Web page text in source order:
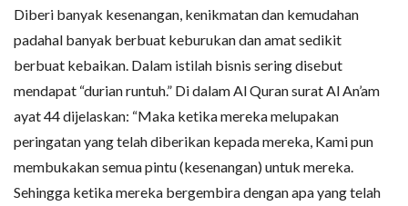
Diberi banyak kesenangan, kenikmatan dan kemudahan
padahal banyak berbuat keburukan dan amat sedikit
berbuat kebaikan. Dalam istilah bisnis sering disebut
mendapat “durian runtuh.” Di dalam Al Quran surat Al An’am
ayat 44 dijelaskan: “Maka ketika mereka melupakan
peringatan yang telah diberikan kepada mereka, Kami pun
membukakan semua pintu (kesenangan) untuk mereka.
Sehingga ketika mereka bergembira dengan apa yang telah